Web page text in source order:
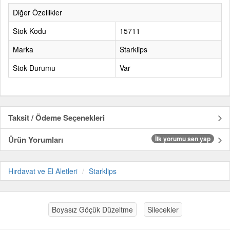
Diğer Özellikler
Stok Kodu
15711
Marka
Starklips
Stok Durumu
Var
Taksit / Ödeme Seçenekleri
Ürün Yorumları
İlk yorumu sen yap
Hırdavat ve El Aletleri Starklips
Boyasız Göçük Düzeltme Silecekler